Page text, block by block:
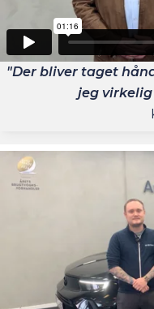
"Der bliver taget
jeg